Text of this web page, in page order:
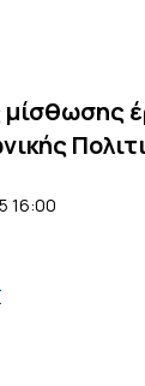
16:00